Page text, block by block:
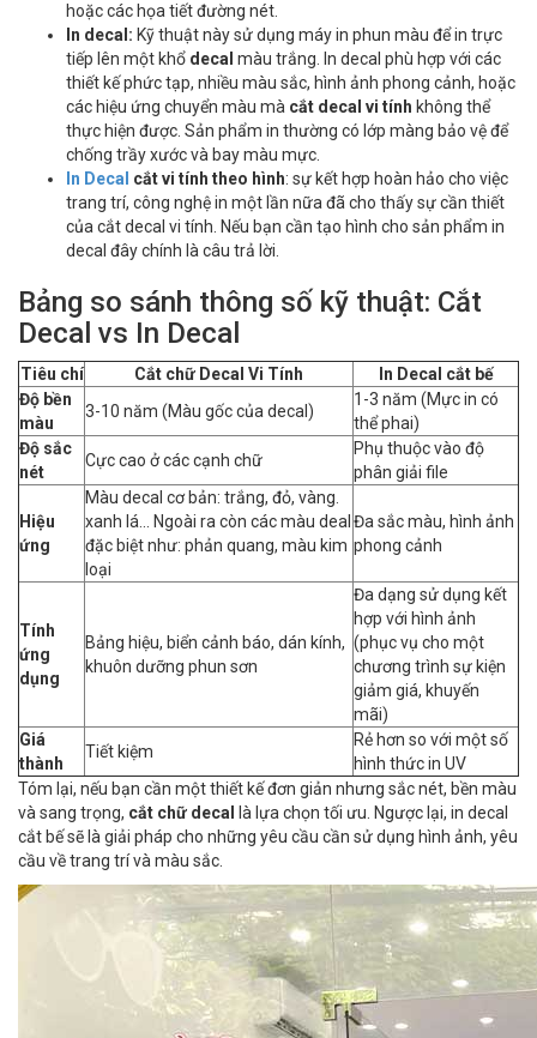
hoặc các họa tiết đường nét.
In decal: Kỹ thuật này sử dụng máy in phun màu để in trực
tiếp lên một khổ decal màu trắng. In decal phù hợp với các
thiết kế phức tạp, nhiều màu sắc, hình ảnh phong cảnh, hoặc
các hiệu ứng chuyển màu mà cắt decal vi tính không thể
thực hiện được. Sản phẩm in thường có lớp màng bảo vệ để
chống trầy xước và bay màu mực.
In Decal cắt vi tính theo hình: sự kết hợp hoàn hảo cho việc
trang trí, công nghệ in một lần nữa đã cho thấy sự cần thiết
của cắt decal vi tính. Nếu bạn cần tạo hình cho sản phẩm in
decal đây chính là câu trả lời.
Bảng so sánh thông số kỹ thuật: Cắt
Decal vs In Decal
Tiêu chí Cắt chữ Decal Vi Tính
In Decal cắt bế
Độ bền
màu
3-10 năm (Màu gốc của decal)
1-3 năm (Mực in có
thể phai)
Độ sắc
nét
Cực cao ở các cạnh chữ
Phụ thuộc vào độ
phân giải file
Hiệu
ứng
Màu decal cơ bản: trắng, đỏ, vàng.
xanh lá... Ngoài ra còn các màu deal
đặc biệt như: phản quang, màu kim
loại
Đa sắc màu, hình ảnh
phong cảnh
Tính
ứng
dụng
Bảng hiệu, biển cảnh báo, dán kính,
khuôn dưỡng phun sơn
Đa dạng sử dụng kết
hợp với hình ảnh
(phục vụ cho một
chương trình sự kiện
giảm giá, khuyến
mãi)
Giá
thành
Tiết kiệm
Rẻ hơn so với một số
hình thức in UV
Tóm lại, nếu bạn cần một thiết kế đơn giản nhưng sắc nét, bền màu
và sang trọng, cắt chữ decal
là lựa chọn tối ưu. Ngược lại, in decal
cắt bế sẽ là giải pháp cho những yêu cầu cần sử dụng hình ảnh, yêu
cầu về trang trí và màu sắc.